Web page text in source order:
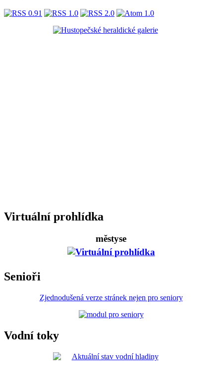
Virtuální prohlídka
městyse
Senioři
Zjednodušená verze stránek nejen pro seniory
Vodní toky